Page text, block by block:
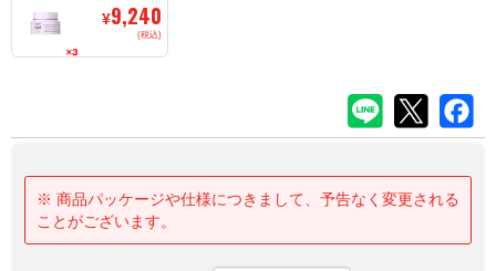
¥9,240
(税込)
※ 商品パッケージや仕様につきまして、予告なく変更される
ことがございます。